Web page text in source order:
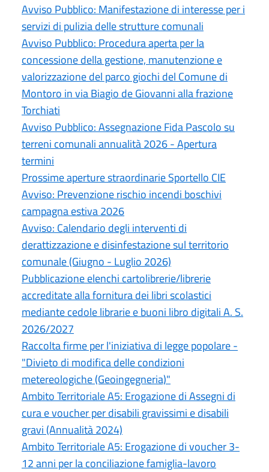
Avviso Pubblico: Manifestazione di interesse per i
servizi di pulizia delle strutture comunali
Avviso Pubblico: Procedura aperta per la
concessione della gestione, manutenzione e
valorizzazione del parco giochi del Comune di
Montoro in via Biagio de Giovanni alla frazione
Torchiati
Avviso Pubblico: Assegnazione Fida Pascolo su
terreni comunali annualità 2026 - Apertura
termini
Prossime aperture straordinarie Sportello CIE
Avviso: Prevenzione rischio incendi boschivi
campagna estiva 2026
Avviso: Calendario degli interventi di
derattizzazione e disinfestazione sul territorio
comunale (Giugno - Luglio 2026)
Pubblicazione elenchi cartolibrerie/librerie
accreditate alla fornitura dei libri scolastici
mediante cedole librarie e buoni libro digitali A. S.
2026/2027
Raccolta firme per l'iniziativa di legge popolare -
"Divieto di modifica delle condizioni
metereologiche (Geoingegneria)"
Ambito Territoriale A5: Erogazione di Assegni di
cura e voucher per disabili gravissimi e disabili
gravi (Annualità 2024)
Ambito Territoriale A5: Erogazione di voucher 3-
12 anni per la conciliazione famiglia-lavoro